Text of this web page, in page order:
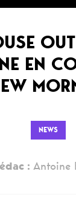
Sorties
EN
NEWS
: Antoine